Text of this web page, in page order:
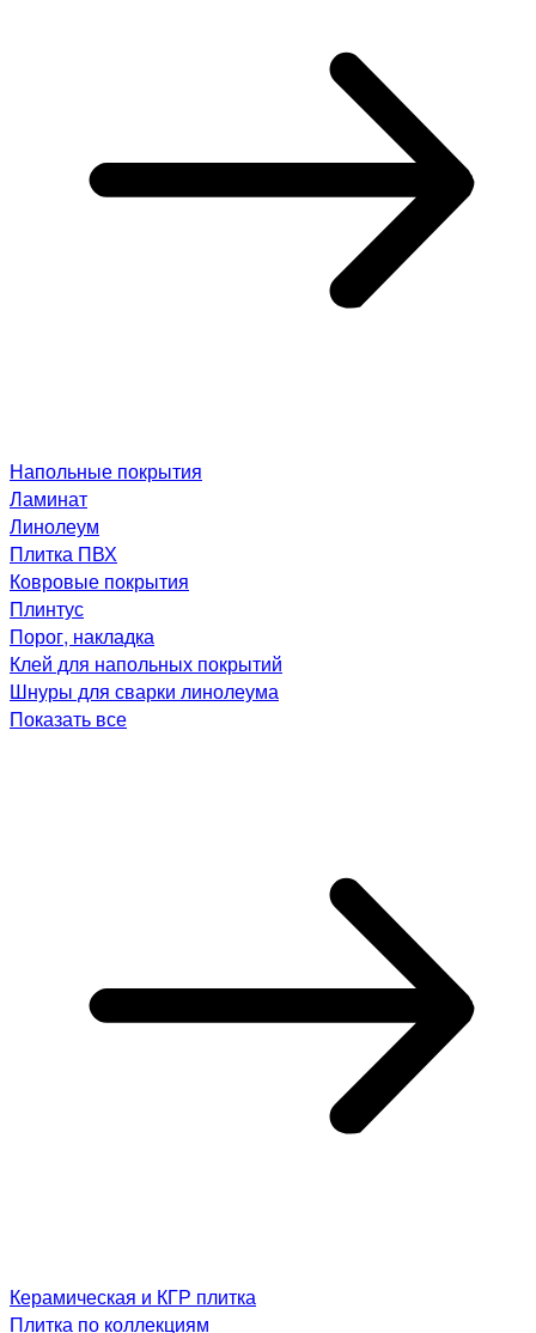
Напольные покрытия
Ламинат
Линолеум
Плитка ПВХ
Ковровые покрытия
Плинтус
Порог, накладка
Клей для напольных покрытий
Шнуры для сварки линолеума
Показать все
Керамическая и КГР плитка
Плитка по коллекциям